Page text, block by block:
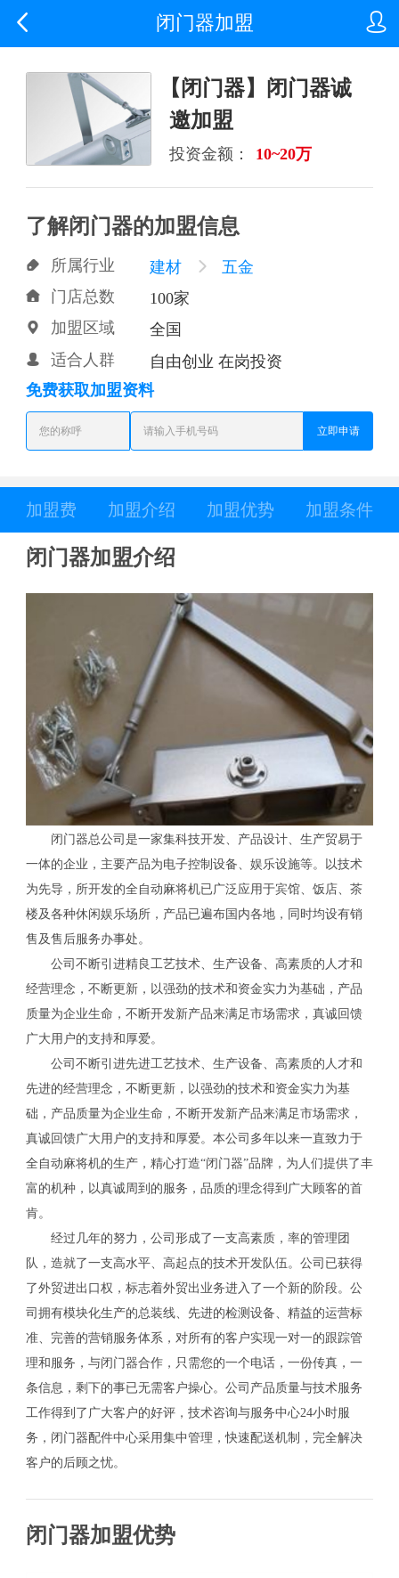

 闭门器加盟
【闭门器】闭门器诚
邀加盟
投资金额： 10~20万
了解闭门器的加盟信息
 所属行业 建材  五金
 门店总数 100家
 加盟区域 全国
 适合人群
自由创业 在岗投资
免费获取加盟资料
立即申请
加盟费 加盟介绍 加盟优势 加盟条件
闭门器加盟介绍
闭门器总公司是一家集科技开发、产品设计、生产贸易于
一体的企业，主要产品为电子控制设备、娱乐设施等。以技术
为先导，所开发的全自动麻将机已广泛应用于宾馆、饭店、茶
楼及各种休闲娱乐场所，产品已遍布国内各地，同时均设有销
售及售后服务办事处。
公司不断引进精良工艺技术、生产设备、高素质的人才和
经营理念，不断更新，以强劲的技术和资金实力为基础，产品
质量为企业生命，不断开发新产品来满足市场需求，真诚回馈
广大用户的支持和厚爱。
公司不断引进先进工艺技术、生产设备、高素质的人才和
先进的经营理念，不断更新，以强劲的技术和资金实力为基
础，产品质量为企业生命，不断开发新产品来满足市场需求，
真诚回馈广大用户的支持和厚爱。本公司多年以来一直致力于
全自动麻将机的生产，精心打造“闭门器”品牌，为人们提供了丰
富的机种，以真诚周到的服务，品质的理念得到广大顾客的首
肯。
经过几年的努力，公司形成了一支高素质，率的管理团
队，造就了一支高水平、高起点的技术开发队伍。公司已获得
了外贸进出口权，标志着外贸出业务进入了一个新的阶段。公
司拥有模块化生产的总装线、先进的检测设备、精益的运营标
准、完善的营销服务体系，对所有的客户实现一对一的跟踪管
理和服务，与闭门器合作，只需您的一个电话，一份传真，一
条信息，剩下的事已无需客户操心。公司产品质量与技术服务
工作得到了广大客户的好评，技术咨询与服务中心24小时服
务，闭门器配件中心采用集中管理，快速配送机制，完全解决
客户的后顾之忧。
闭门器加盟优势